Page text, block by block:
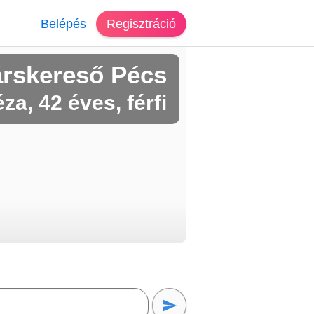
Belépés Regisztráció
Pécs
42 éves, férfi